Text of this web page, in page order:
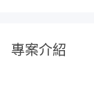
專案介紹